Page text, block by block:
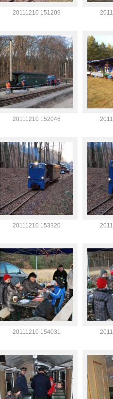
20111210 151209
20111210 152046
20111210 153320
20111210 154031